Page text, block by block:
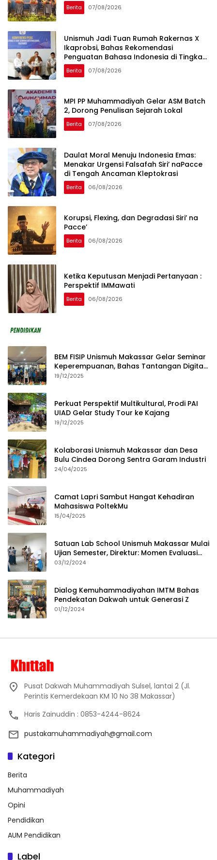
Berita 07/08/2026
Unismuh Jadi Tuan Rumah Rakernas X
Ikaprobsi, Bahas Rekomendasi
Penguatan Bahasa Indonesia di Tingkat
Global
Berita 07/08/2026
MPI PP Muhammadiyah Gelar ASM Batch
2, Dorong Penulisan Sejarah Lokal
Berita 07/08/2026
Daulat Moral Menuju Indonesia Emas:
Menakar Urgensi Falsafah Siri’ naPacce
di Tengah Ancaman Kleptokrasi
Berita 06/08/2026
Korupsi, Flexing, dan Degradasi Siri’ na
Pacce’
Berita 06/08/2026
Ketika Keputusan Menjadi Pertanyaan :
Perspektif IMMawati
Berita 06/08/2026
BEM FISIP Unismuh Makassar Gelar Seminar
Keperempuanan, Bahas Tantangan Digital
dan Budaya Lokal
19/12/2025
Perkuat Perspektif Multikultural, Prodi PAI
UIAD Gelar Study Tour ke Kajang
19/12/2025
Kolaborasi Unismuh Makassar dan Desa
Bulu Cindea Dorong Sentra Garam Industri
24/04/2025
Camat Lapri Sambut Hangat Kehadiran
Mahasiswa PoltekMu
15/04/2025
Satuan Lab School Unismuh Makassar Mulai
Ujian Semester, Direktur: Momen Evaluasi
Proses Pembelajaran
03/12/2024
Dialog Kemuhammadiyahan IMTM Bahas
Pendekatan Dakwah untuk Generasi Z
01/12/2024
Pusat Dakwah Muhammadiyah Sulsel, lantai 2 (Jl.
Perintis Kemerdekaan KM 10 No 38 Makassar)
Haris Zainuddin : 0853-4244-8624
pustakamuhammadiyah@gmail.com
Kategori
Berita
Muhammadiyah
Opini
Pendidikan
AUM Pendidikan
Label